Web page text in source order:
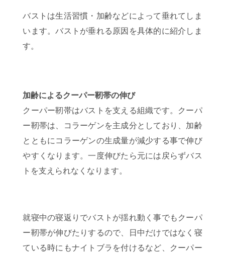
バストは生活習慣・加齢などによって垂れてしま
います。バストが垂れる原因を具体的に紹介しま
す。
加齢によるクーパー靭帯の伸び
クーパー靭帯はバストを支える組織です。クーパ
ー靭帯は、コラーゲンを主成分としており、加齢
とともにコラーゲンの生成量が減少する事で伸び
やすくなります。一度伸びたら元には戻らずバス
トを支えられなくなります。
就寝中の寝返りでバストが揺れ動く事でもクーパ
ー靭帯が伸びたりするので、日中だけではなく寝
ている時にもナイトブラを付けるなど、クーパー